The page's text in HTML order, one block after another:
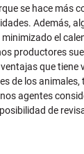
se hace más
Además,
el
productores
que tiene
de los
agentes
de